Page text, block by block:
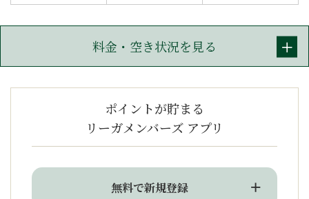
料金・空き状況を見る
ポイントが貯まる
リーガメンバーズ アプリ
無料で新規登録